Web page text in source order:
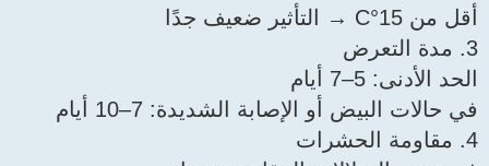
أقل من 15°C → التأثير ضعيف جدًا
3. مدة التعرض
الحد الأدنى: 5–7 أيام
في حالات البيض أو الإصابة الشديدة: 7–10 أيام
4. مقاومة الحشرات